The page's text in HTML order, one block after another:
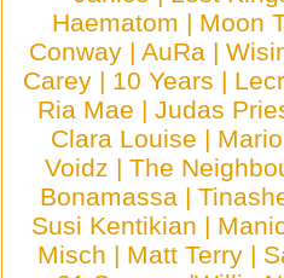
Haematom | Moon
Conway |AuRa |
Carey | 10 Years |
Ria Mae |Judas
Clara Louise |
Voidz |The
Bonamassa |
Susi Kentikian |
Misch | Matt Terry |